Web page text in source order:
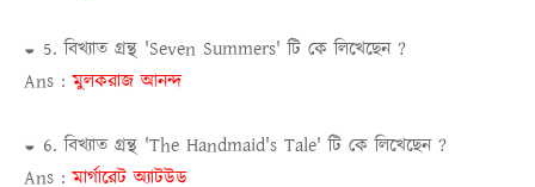
◒ 5. বিখ্যাত গ্রন্থ 'Seven Summers' টি কে লিখেছেন ?
Ans :মুলকরাজ আনন্দ
◒ 6. বিখ্যাত গ্রন্থ 'The Handmaid's Tale' টি কে লিখেছেন ?
Ans :মার্গারেট অ্যাটউড